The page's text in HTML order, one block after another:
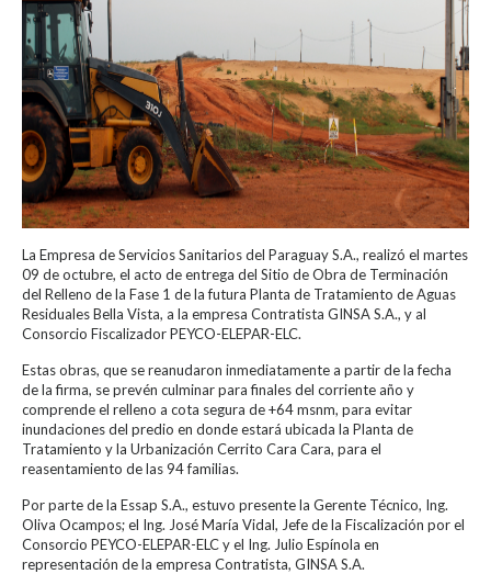
La Empresa de Servicios Sanitarios del Paraguay S.A., realizó el martes
09 de octubre, el acto de entrega del Sitio de Obra de Terminación
del Relleno de la Fase 1 de la futura Planta de Tratamiento de Aguas
Residuales Bella Vista, a la empresa Contratista GINSA S.A., y al
Consorcio Fiscalizador PEYCO-ELEPAR-ELC.
Estas obras, que se reanudaron inmediatamente a partir de la fecha
de la firma, se prevén culminar para finales del corriente año y
comprende el relleno a cota segura de +64 msnm, para evitar
inundaciones del predio en donde estará ubicada la Planta de
Tratamiento y la Urbanización Cerrito Cara Cara, para el
reasentamiento de las 94 familias.
Por parte de la Essap S.A., estuvo presente la Gerente Técnico, Ing.
Oliva Ocampos; el Ing. José María Vidal, Jefe de la Fiscalización por el
Consorcio PEYCO-ELEPAR-ELC y el Ing. Julio Espínola en
representación de la empresa Contratista, GINSA S.A.